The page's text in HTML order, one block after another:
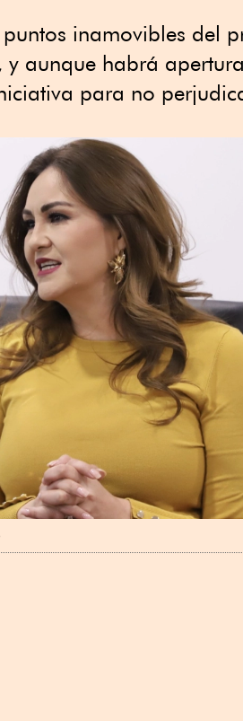
inamovibles del
aunque habrá
para no